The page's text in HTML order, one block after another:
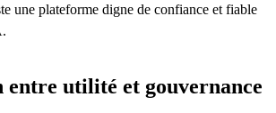
une plateforme digne de confiance et fiable
utilité et gouvernance